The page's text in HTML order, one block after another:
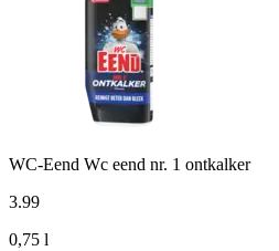
WC-Eend Wc eend nr. 1 ontkalker
3.99
0,75 l